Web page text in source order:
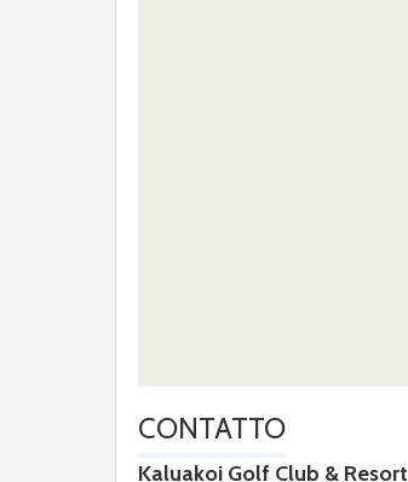
CONTATTO
Kaluakoi Golf Club & Resort